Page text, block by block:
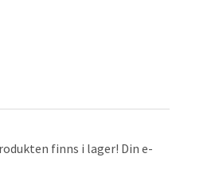
finns i lager! Din e-